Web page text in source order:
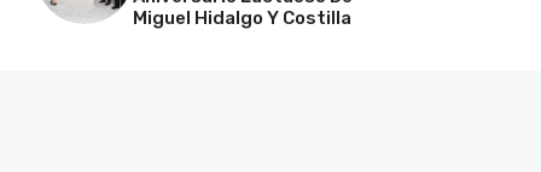
Miguel Hidalgo Y Costilla